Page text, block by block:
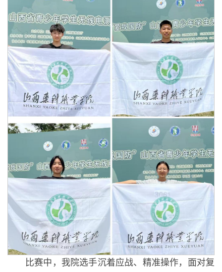
比赛中，我院选手沉着应战、精准操作，面对复